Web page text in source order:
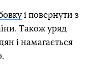
і повернути з
Також уряд
і намагається